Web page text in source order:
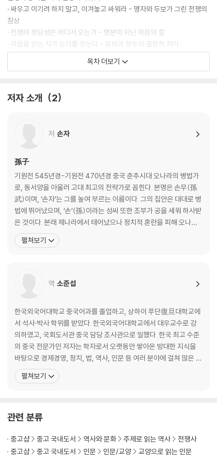
· 싸우고 이기려 하지 말고, 이겨놓고 싸워라 - 맹자와 두보가 그린 전쟁의
참상
· 전쟁의 정당성은 어디서 오는가 - 명분이 아닌 마음의 힘
· 마음을 얻는 자가 승리를 얻는다 - 유방과 항우의 결정적 차이
· 사람의 뜻이 곧 하늘의 뜻이다 - 민심으로 천하를 얻은 성탕
· 실력을 숨겨 판을 흔들어라 - 무능을 가장한 장군 이목
· 상대의 예측을 설계하라 - 묵돌선우의 심리전
제2편 작전作戰│전쟁에서 살아남는 법
모든 전쟁에는 대가가 따른다
· 전쟁의 생명은 속승이다 - 진나라 재상 범저의 실책
· 장기전은 자멸을 부른다 - 고구려 원정으로 나라를 잃은 수양제
· 무능한 지휘관은 참패를 부른다 - 40만 명의 목숨을 앗아간 조나라의 오
· 인재에게 인색하면 승리할 수 없다 - 스스로 패망을 부른 항우
· 인재를 통해 승리의 씨앗을 뿌려라 - 한무제의 능력 중심 인재 등용
제3편 모공謀攻│싸우지 않고 이기는 법
싸우지 않고 이기는 것이 최고의 전략이다
· 싸우지 않고 승리하는 길을 찾아서 - 『손자병법』은 비전쟁론이다
· 온전한 승리를 추구하라 - 전(全)을 모르면 『손자병법』을 알 수 없다
· 한발 빠른 정보가 판세를 바꾼다 - 조국을 구한 상인의 꾀
· 적을 교란해 스스로 무너지게 하라 - 위나라 사신으로 간 상앙
적을 알고 나를 알면 위태롭지 않다
· 적과 나의 역량을 올바로 진단하라 - 이신의 자만과 왕전의 통찰
목차 더보기
저자 소개 2
저 손자
孫子
기원전 545년경-기원전 470년경 중국 춘추시대 오나라의 병법가
로, 동서양을 아울러 고대 최고의 전략가로 꼽힌다. 본명은 손무(孫
武)이며, ‘손자’는 그를 높여 부르는 이름이다. 그의 집안은 대대로 병
법에 뛰어났으며, ‘손’(孫)이라는 성씨 또한 조부가 공을 세워 하사받
은 것이다. 본래 제나라에서 태어났으나 정치적 혼란을 피해 오나라
로 망명해 은거하며 불후의 저서 『손자병법』을 집필했다. 오나라 재
상 오자서의 천거로 합려 왕의 부름을 받아 군사(軍師)로 등용되었
펼쳐보기
역 소준섭
한국외국어대학교 중국어과를 졸업하고, 상하이 푸단復旦대학교에
서 석사·박사 학위를 받았다. 한국외국어대학교에서 대우교수로 강
의하였고, 국회도서관 중국 담당 조사관으로 일했다. 한국 최고 수준
의 중국 전문가인 저자는 학자로서 오랫동안 쌓아온 방대한 지식을
바탕으로 경제경영, 정치, 법, 역사, 인문 등 여러 분야에 걸쳐 많은 저
서가 있으며, 다수의 한·중 매체에 폭넓으면서도 깊이 있는 글들을 기
고하여 많은 독자들의 사랑을 받고 있다. 지은 책으로는 『중국을 말한
펼쳐보기
관련 분류
중고샵 중고 국내도서 역사와 문화 주제로 읽는 역사
전쟁사
중고샵
중고 국내도서 인문 인문/교양
교양으로 읽는 인문